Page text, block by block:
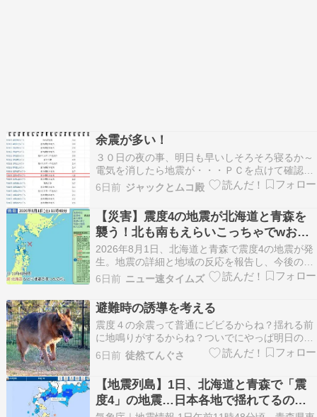
余震が多い！
３０日の夜の事、明日も早いしそろそろ寝るか～
電気を消したら地震が・・・ＰＣを点けて確認す
ると・・・島原が震度４！これを見ると、全国で
も地震が発生してますね～地震の履歴一覧 ←熊本
県はダントツ多いですチョット気になる場所があ
って、下見に行ってみた昼間なのに、鹿と猪が見
れた（笑）道路…
6日前 ジャックとムコ殿
【災害】震度4の地震が北海道と青森を
襲う！北も南もえらいこっちゃでwおま
えら無事か？
2026年8月1日、北海道と青森で震度4の地震が発
生。地震の詳細と地域の反応を報告し、今後の予
測や防災対策について議論。 函館で震度4 けが人
なし 青森県東方沖を震源とする地震 M5.8 津波な
し 北海道新幹線は一時運転見合わせた後運転再開
…報はありません。 この地震の影響で、…
6日前 ニュー速タイムズ
避難時の誘導を考える
震度４の余震って普通にビビるからね？揺れる前
に地鳴りがするからね？ついでにやっぱ明日の予
想最高気温は40度のまま。基本、外には出ないも
のとする（キッパリ今日（日曜）も早朝のラン活
こそ強行しましたが７時前には撤収しみんな家の
中で過ごしています。さて今回の＜令和８年・熊
本地震＞を受け…
6日前 徒然てんぐさ
【地震列島】1日、北海道と青森で「震
度4」の地震…日本各地で揺れてるのが